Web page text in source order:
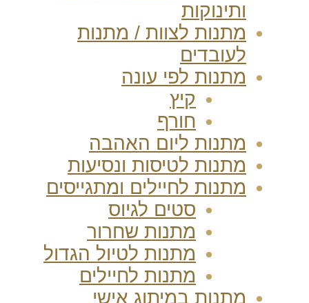
ותינוקות
מתנות לצוות / מתנות
לעובדים
מתנות לפי עונה
קיץ
חורף
מתנות ליום האהבה
מתנות לטיסות ונסיעות
מתנות לחיילים ומתגייסים
סטים לגיוס
מתנות שחרור
מתנות לטיול הגדול
מתנות לחיילים
מתנות במיתוג אישי